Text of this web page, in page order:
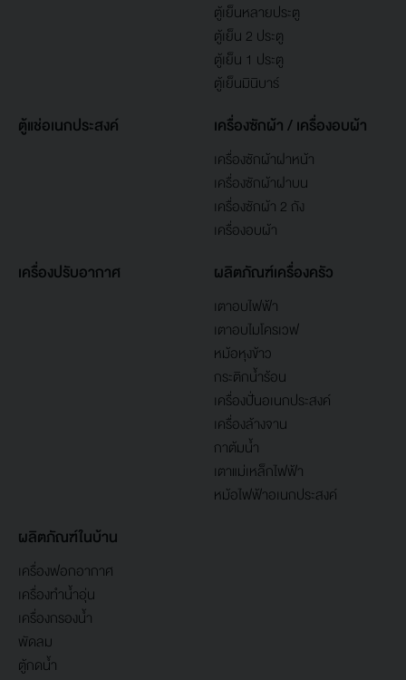
ตู้เย็นหลายประตู
ตู้เย็น 2 ประตู
ตู้เย็น 1 ประตู
ตู้เย็นมินิบาร์
ตู้แช่อเนกประสงค์ เครื่องซักผ้า / เครื่องอบผ้า
เครื่องซักผ้าฝาหน้า
เครื่องซักผ้าฝาบน
เครื่องซักผ้า 2 ถัง
เครื่องอบผ้า
เครื่องปรับอากาศ ผลิตภัณฑ์เครื่องครัว
เตาอบไฟฟ้า
เตาอบไมโครเวฟ
หม้อหุงข้าว
กระติกน้ำร้อน
เครื่องปั่นอเนกประสงค์
เครื่องล้างจาน
กาต้มน้ำ
เตาแม่เหล็กไฟฟ้า
หม้อไฟฟ้าอเนกประสงค์
ผลิตภัณฑ์ในบ้าน
เครื่องฟอกอากาศ
เครื่องทำน้ำอุ่น
เครื่องกรองน้ำ
พัดลม
ตู้กดน้ำ